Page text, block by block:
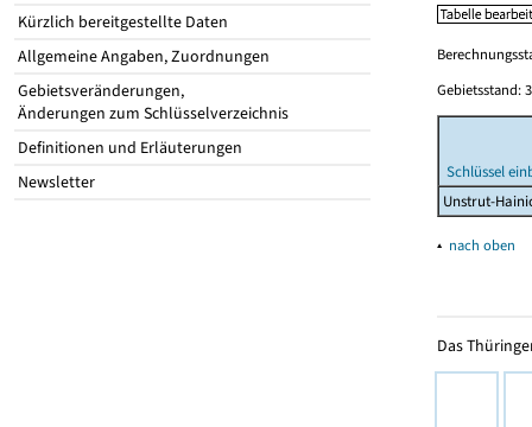
Kürzlich bereitgestellte Daten
Allgemeine Angaben, Zuordnungen
Gebietsveränderungen,
Änderungen zum Schlüsselverzeichnis
Definitionen und Erläuterungen
Newsletter
Gebietsstand:
Schlüssel
Unstrut-
▴ nach oben
Das